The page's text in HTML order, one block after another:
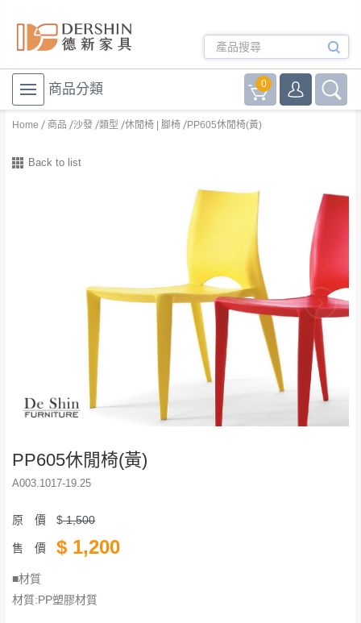
商品分類 0
Home 商品 沙發 類型 休閒椅 | 腳椅 PP605休閒椅(黃)
Back to list
PP605休閒椅(黃)
A003.1017-19.25
原 價 $1,500
售 價 $ 1,200
■材質
材質:PP塑膠材質